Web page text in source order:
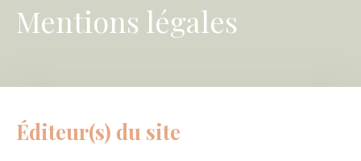
Mentions légales
Éditeur(s) du site